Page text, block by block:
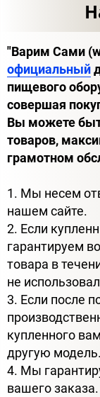
"Варим Сами
официальный
пищевого
совершая
Вы можете
товаров,
грамотном
1. Мы несем
нашем сайте.
2. Если
гарантируем
товара в
не
3. Если после
купленного
другую модель.
4. Мы
вашего заказа.